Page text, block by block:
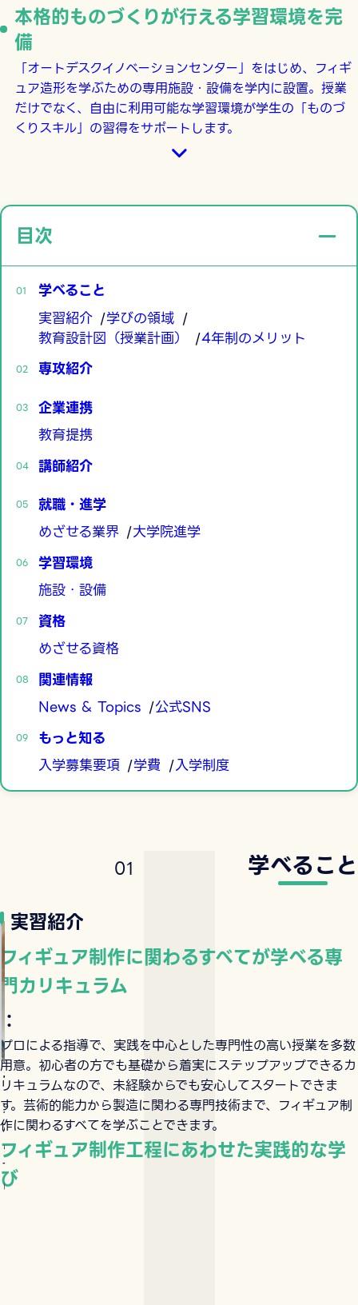
本格的ものづくりが行える学習環境を完
備
「オートデスクイノベーションセンター」をはじめ、フィギ
ュア造形を学ぶための専用施設・設備を学内に設置。授業
だけでなく、自由に利用可能な学習環境が学生の「ものづ
くりスキル」の習得をサポートします。
目次
学べること
実習紹介
学びの領域
教育設計図（授業計画）
4年制のメリット
専攻紹介
企業連携
教育提携
講師紹介
就職・進学
めざせる業界
大学院進学
学習環境
施設・設備
資格
めざせる資格
関連情報
News & Topics
公式SNS
もっと知る
入学募集要項
学費 入学制度
01 学べること
実習紹介
：
フィギュア制作に関わるすべてが学べる専
門カリキュラム
プロによる指導で、実践を中心とした専門性の高い授業を多数
用意。初心者の方でも基礎から着実にステップアップできるカ
リキュラムなので、未経験からでも安心してスタートできま
す。芸術的能力から製造に関わる専門技術まで、フィギュア制
作に関わるすべてを学ぶことできます。
フィギュア制作工程にあわせた実践的な学
び
ラフ画制作
アイデアを形にする第一歩として、全体的な
ポーズや表情、シルエットなどを検討しなが
ら、イメージを具現化していきます。細部ま
でこだわらずに、自由な発想で試行錯誤を繰
り返えすことが大切です。
粘土造形
粘土を用いてフ
ら、細部まで調